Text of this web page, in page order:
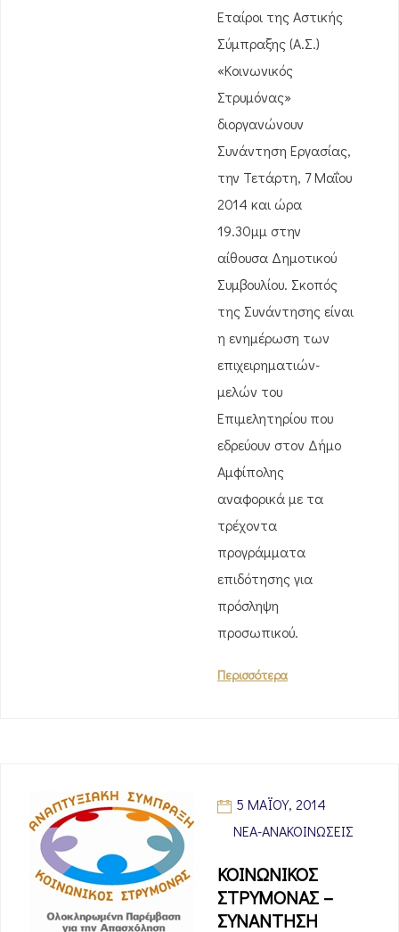
Εταίροι της Αστικής
Σύμπραξης (Α.Σ.)
«Κοινωνικός
Στρυμόνας»
διοργανώνουν
Συνάντηση Εργασίας,
την Τετάρτη, 7 Μαΐου
2014 και ώρα
19.30μμ στην
αίθουσα Δημοτικού
Συμβουλίου. Σκοπός
της Συνάντησης είναι
η ενημέρωση των
επιχειρηματιών-
μελών του
Επιμελητηρίου που
εδρεύουν στον Δήμο
Αμφίπολης
αναφορικά με τα
τρέχοντα
προγράμματα
επιδότησης για
πρόσληψη
προσωπικού.
Περισσότερα
5 ΜΑΪ́ΟΥ, 2014
ΝΈΑ-ΑΝΑΚΟΙΝΏΣΕΙΣ
ΚΟΙΝΩΝΙΚΟΣ
ΣΤΡΥΜΟΝΑΣ –
ΣΥΝΑΝΤΗΣΗ